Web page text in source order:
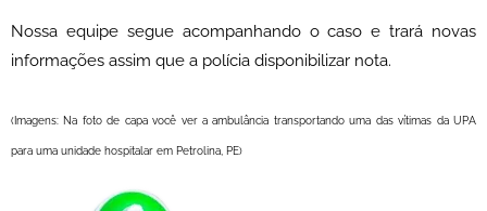
Nossa equipe segue acompanhando o caso e trará novas
informações assim que a polícia disponibilizar nota.
(Imagens: Na foto de capa você ver a ambulância transportando uma das vítimas da UPA
para uma unidade hospitalar em Petrolina, PE)